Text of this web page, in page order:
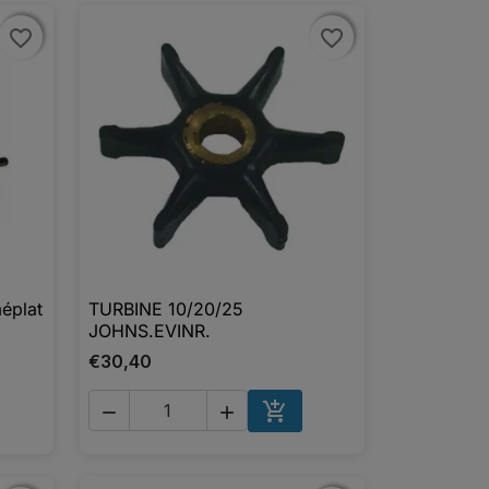
favorite_border
favorite_border
AU PANIER
favorite_border
favorite_border
 Aperçu rapide
TURBINE 10/20/25
JOHNS.EVINR.
€30,40
  
AJOUTER AU PANIER